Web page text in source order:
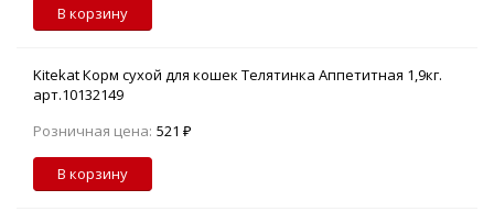
В корзину
Kitekat Корм сухой для кошек Телятинка Аппетитная 1,9кг.
арт.10132149
Розничная цена: 521 ₽
В корзину